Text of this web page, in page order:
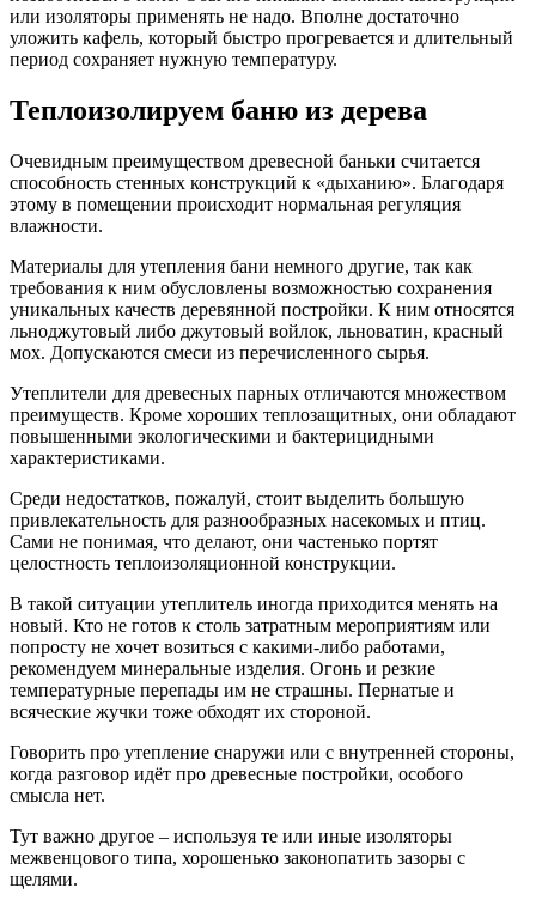
или изоляторы применять не надо. Вполне достаточно
уложить кафель, который быстро прогревается и длительный
период сохраняет нужную температуру.
Теплоизолируем баню из дерева
Очевидным преимуществом древесной баньки считается
способность стенных конструкций к «дыханию». Благодаря
этому в помещении происходит нормальная регуляция
влажности.
Материалы для утепления бани немного другие, так как
требования к ним обусловлены возможностью сохранения
уникальных качеств деревянной постройки. К ним относятся
льноджутовый либо джутовый войлок, льноватин, красный
мох. Допускаются смеси из перечисленного сырья.
Утеплители для древесных парных отличаются множеством
преимуществ. Кроме хороших теплозащитных, они обладают
повышенными экологическими и бактерицидными
характеристиками.
Среди недостатков, пожалуй, стоит выделить большую
привлекательность для разнообразных насекомых и птиц.
Сами не понимая, что делают, они частенько портят
целостность теплоизоляционной конструкции.
В такой ситуации утеплитель иногда приходится менять на
новый. Кто не готов к столь затратным мероприятиям или
попросту не хочет возиться с какими-либо работами,
рекомендуем минеральные изделия. Огонь и резкие
температурные перепады им не страшны. Пернатые и
всяческие жучки тоже обходят их стороной.
Говорить про утепление снаружи или с внутренней стороны,
когда разговор идёт про древесные постройки, особого
смысла нет.
Тут важно другое – используя те или иные изоляторы
межвенцового типа, хорошенько законопатить зазоры с
щелями.